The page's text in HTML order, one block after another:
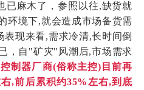
已麻木了，参照以往,缺货就
环境下,就会造成市场备货需
现来看,需求冷清,长时间倒
，自"矿灾"风潮后,市场需求
制器厂商(俗称主控)目前再
,前后累积约35%左右,到底